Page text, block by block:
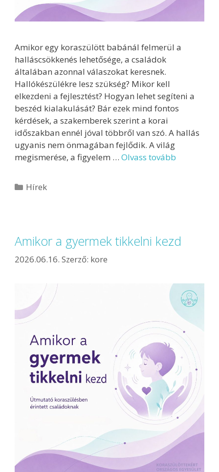
Amikor egy koraszülött babánál felmerül a
halláscsökkenés lehetősége, a családok
általában azonnal válaszokat keresnek.
Hallókészülékre lesz szükség? Mikor kell
elkezdeni a fejlesztést? Hogyan lehet segíteni a
beszéd kialakulását? Bár ezek mind fontos
kérdések, a szakemberek szerint a korai
időszakban ennél jóval többről van szó. A hallás
ugyanis nem önmagában fejlődik. A világ
megismerése, a figyelem … Olvass tovább
Hírek
Amikor a gyermek tikkelni kezd
2026.06.16. Szerző: kore